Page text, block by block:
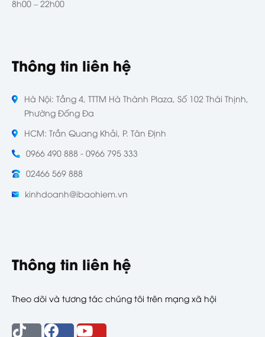
8h00 – 22h00
Thông tin liên hệ
Hà Nội: Tầng 4, TTTM Hà Thành Plaza, Số 102 Thái Thịnh,
Phường Đống Đa
HCM: Trần Quang Khải, P. Tân Định
0966 490 888 - 0966 795 333
02466 569 888
kinhdoanh@ibaohiem.vn
Thông tin liên hệ
Theo dõi và tương tác chúng tôi trên mạng xã hội